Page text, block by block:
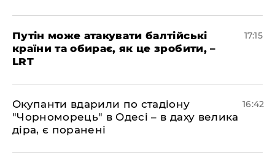
​Путін може атакувати балтійські
країни та обирає, як це зробити, –
LRT
17:15
​Окупанти вдарили по стадіону
"Чорноморець" в Одесі – в даху велика
діра, є поранені
16:42